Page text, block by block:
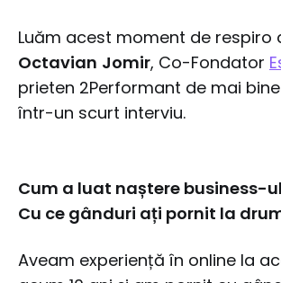
Luăm acest moment de respiro
Octavian Jomir, Co-Fondator
prieten 2Performant de mai bine
într-un scurt interviu.
Cum a luat naștere business-
Cu ce gânduri ați pornit la
Aveam experiență în online la